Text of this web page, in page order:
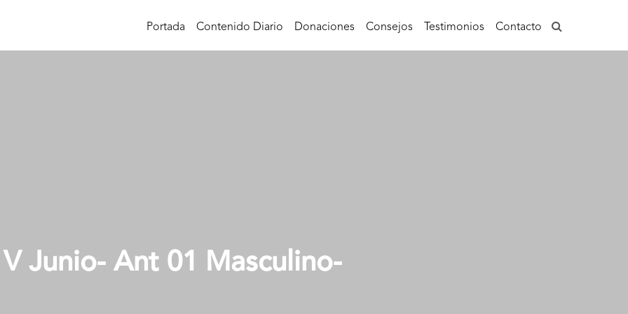
Portada Contenido Diario Donaciones Consejos Testimonios Contacto
Junio- Ant 01 Masculino-